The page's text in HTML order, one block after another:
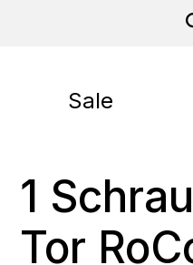
Sale
1
Tor